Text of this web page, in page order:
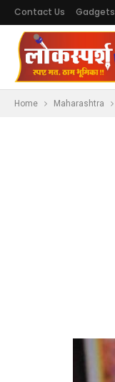
Contact Us Gadgets
Home Maharashtra